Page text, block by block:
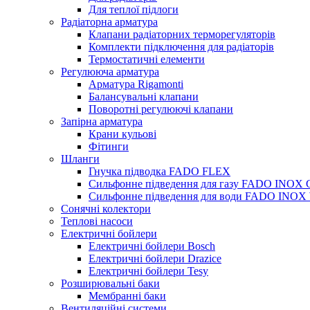
Для теплої підлоги
Радіаторна арматура
Клапани радіаторних терморегуляторів
Комплекти підключення для радіаторів
Термостатичні елементи
Регулююча арматура
Арматура Rigamonti
Балансувальні клапани
Поворотні регулюючі клапани
Запірна арматура
Крани кульові
Фітинги
Шланги
Гнучка підводка FADO FLEX
Сильфонне підведення для газу FADO INOX
Сильфонне підведення для води FADO INOX
Сонячні колектори
Теплові насоси
Електричні бойлери
Електричні бойлери Bosch
Електричні бойлери Drazice
Електричні бойлери Tesy
Розширювальні баки
Мембранні баки